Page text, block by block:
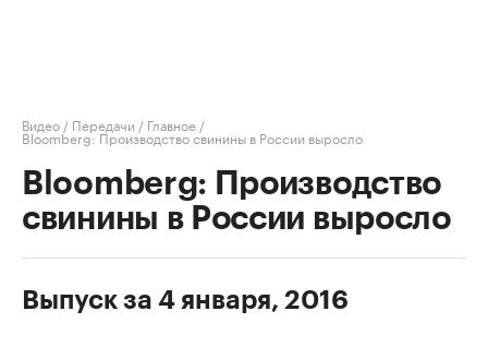
Видео / Передачи / Главное /
Bloomberg: Производство свинины в России выросло
Bloomberg: Производство
свинины в России выросло
Выпуск за 4 января, 2016